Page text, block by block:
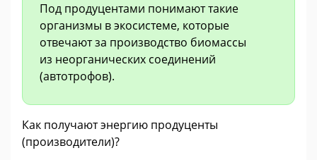
Под продуцентами понимают такие
организмы в экосистеме, которые
отвечают за производство биомассы
из неорганических соединений
(автотрофов).
Как получают энергию продуценты
(производители)?